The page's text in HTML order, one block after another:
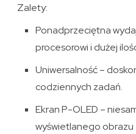
Zalety:
Ponadprzeciętna
procesorowi i dużej
Uniwersalność –
codziennych zadań.
Ekran P-OLED –
wyświetlanego obrazu